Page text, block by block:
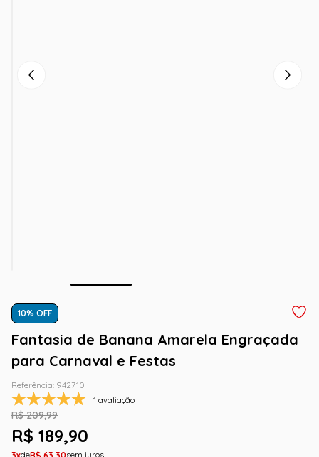
10% OFF
Fantasia de Banana Amarela Engraçada
para Carnaval e Festas
Referência: 942710
1 avaliação
R$ 209,99
R$ 189,90
3 R$ 63,30